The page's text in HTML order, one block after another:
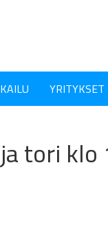
YRITYKSET
tori